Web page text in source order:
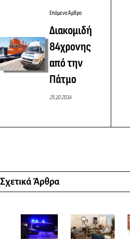
Επόμενο Άρθρο
Διακομιδή
84χρονης
από την
Πάτμο
25.10.2014
Σχετικά Άρθρα